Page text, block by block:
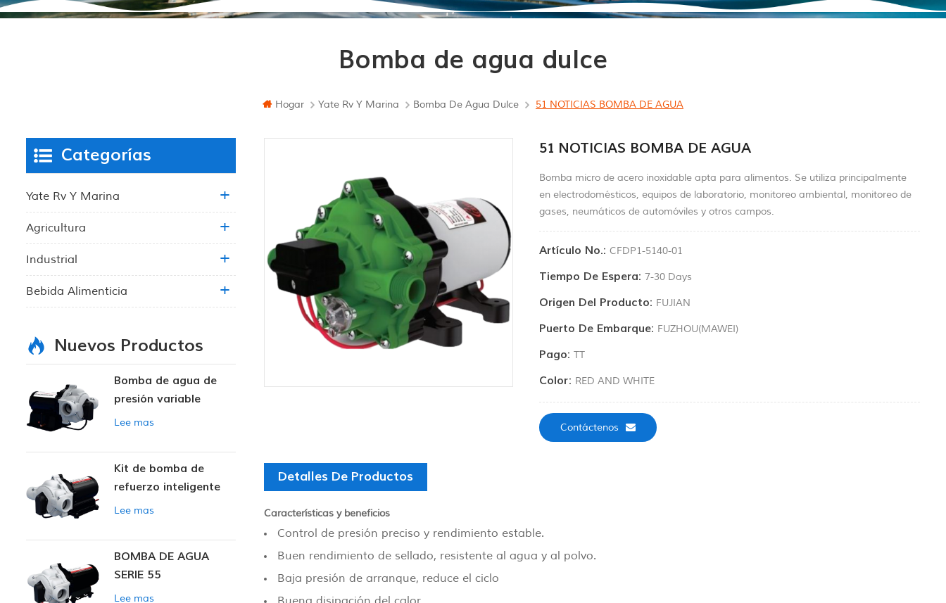
Bomba de agua dulce
Hogar Yate Rv Y Marina Bomba De Agua Dulce 51 NOTICIAS BOMBA DE AGUA
51 NOTICIAS BOMBA DE AGUA
Bomba micro de acero inoxidable apta para alimentos. Se utiliza principalmente
en electrodomésticos, equipos de laboratorio, monitoreo ambiental, monitoreo de
gases, neumáticos de automóviles y otros campos.
Artículo No.: CFDP1-5140-01
Tiempo De Espera: 7-30 Days
Origen Del Producto: FUJIAN
Puerto De Embarque: FUZHOU(MAWEI)
Pago: TT
Color: RED AND WHITE
Contáctenos
Detalles De Productos
Características y beneficios
Control de presión preciso y rendimiento estable.
Buen rendimiento de sellado, resistente al agua y al polvo.
Baja presión de arranque, reduce el ciclo
Categorías
Yate Rv Y Marina
Agricultura
Industrial
Bebida Alimenticia
Nuevos Productos
Bomba de agua de
presión variable
inteligente
Lee mas
Kit de bomba de
refuerzo inteligente
Lee mas
BOMBA DE AGUA
SERIE 55
Lee mas